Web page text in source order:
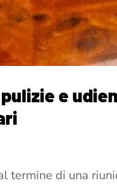
e
termine di una